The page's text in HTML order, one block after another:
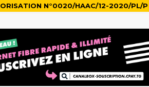
N°0020/HAAC/12-2020/PL/P